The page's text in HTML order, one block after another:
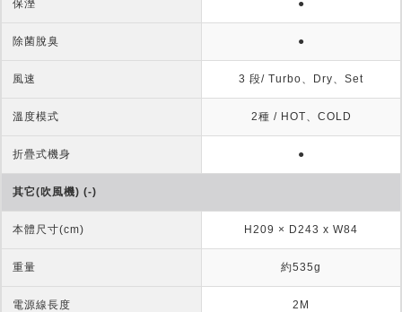
保溼 ●
除菌脫臭 ●
風速 3 段/ Turbo、Dry、Set
溫度模式 2種 / HOT、COLD
折疊式機身 ●
其它(吹風機) (-)
本體尺寸(cm) H209 × D243 x W84
重量 約535g
電源線長度 2M